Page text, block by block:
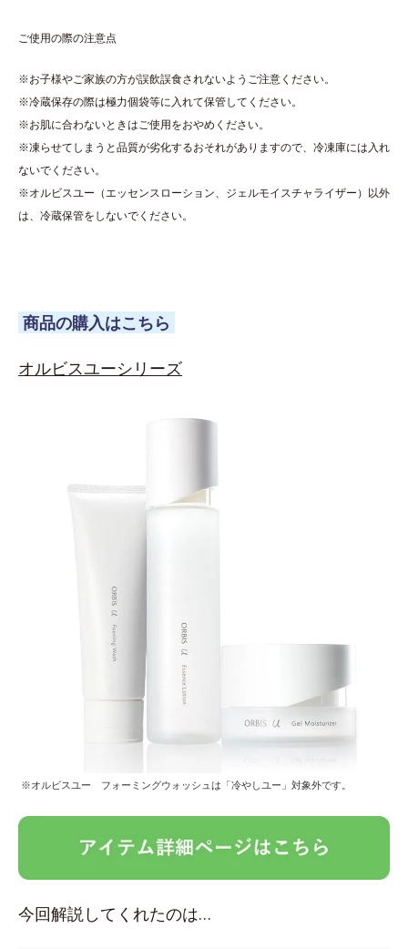
ご使用の際の注意点
※お子様やご家族の方が誤飲誤食されないようご注意ください。
※冷蔵保存の際は極力個袋等に入れて保管してください。
※お肌に合わないときはご使用をおやめください。
※凍らせてしまうと品質が劣化するおそれがありますので、冷凍庫には入れ
ないでください。
※オルビスユー（エッセンスローション、ジェルモイスチャライザー）以外
は、冷蔵保管をしないでください。
商品の購入はこちら
オルビスユーシリーズ
※オルビスユー フォーミングウォッシュは「冷やしユー」対象外です。
今回解説してくれたのは…